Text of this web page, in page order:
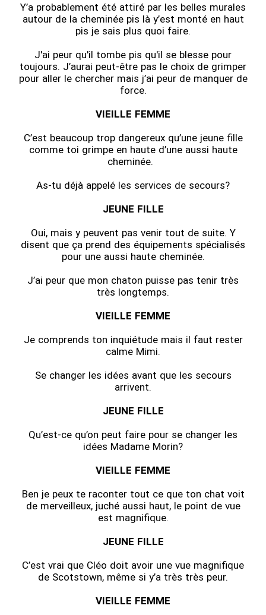
Y’a probablement été attiré par les belles murales
autour de la cheminée pis là y’est monté en haut
pis je sais plus quoi faire.
J'ai peur qu'il tombe pis qu'il se blesse pour
toujours. J’aurai peut-être pas le choix de grimper
pour aller le chercher mais j’ai peur de manquer de
force.
VIEILLE FEMME
C’est beaucoup trop dangereux qu’une jeune fille
comme toi grimpe en haute d’une aussi haute
cheminée.
As-tu déjà appelé les services de secours?
JEUNE FILLE
Oui, mais y peuvent pas venir tout de suite. Y
disent que ça prend des équipements spécialisés
pour une aussi haute cheminée.
J’ai peur que mon chaton puisse pas tenir très
très longtemps.
VIEILLE FEMME
Je comprends ton inquiétude mais il faut rester
calme Mimi.
Se changer les idées avant que les secours
arrivent.
JEUNE FILLE
Qu’est-ce qu’on peut faire pour se changer les
idées Madame Morin?
VIEILLE FEMME
Ben je peux te raconter tout ce que ton chat voit
de merveilleux, juché aussi haut, le point de vue
est magnifique.
JEUNE FILLE
C’est vrai que Cléo doit avoir une vue magnifique
de Scotstown, même si y’a très très peur.
VIEILLE FEMME